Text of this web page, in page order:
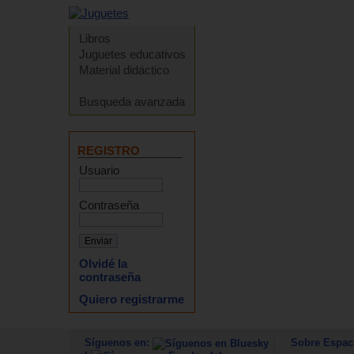
Libros
Juguetes educativos
Material didáctico
Busqueda avanzada
REGISTRO
Usuario
Contraseña
Olvidé la
contraseña
Quiero registrarme
Síguenos en:
Sobre